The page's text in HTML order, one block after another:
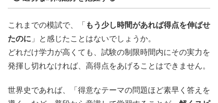
これまでの模試で、「 もう少し時間があれば得点を伸ばせ
たのに 」と感じたことはないでしょうか。
どれだけ学力が高くても、試験の制限時間内にその実力を
発揮し切れなければ、高得点をあげることはできません。
世界史であれば、「得意なテーマの問題ほど素早く答えを